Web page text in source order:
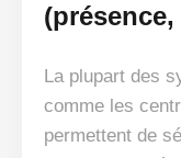
La plupart des
comme les
permettent de